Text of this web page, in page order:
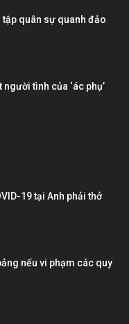
quân sự quanh đảo
tình của ‘ác phụ’
19 tại Anh phải thở
nếu vi phạm các quy